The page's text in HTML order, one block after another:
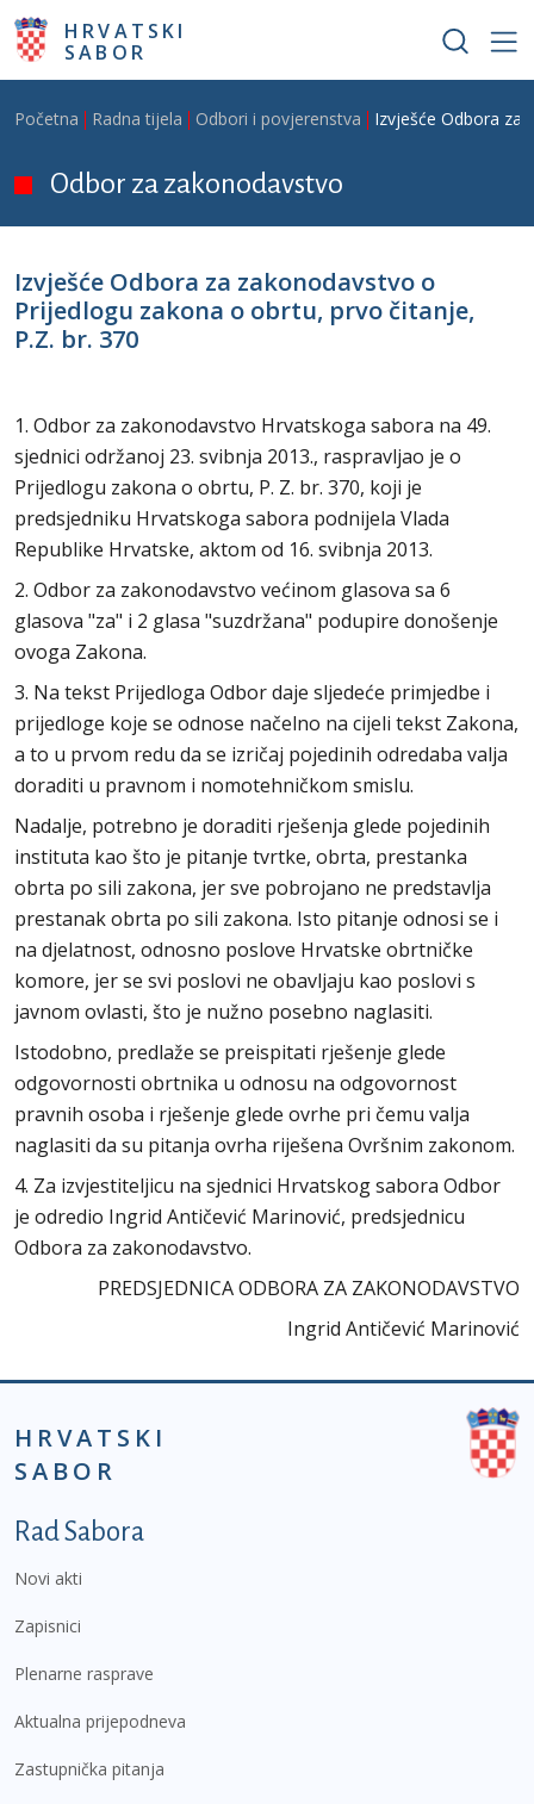
Skoči na glavni sadržaj
HRVATSKI
SABOR
Breadcrumb
Početna Radna tijela Odbori i povjerenstva Izvješće Odbora za
Odbor za zakonodavstvo
Izvješće Odbora za zakonodavstvo o
Prijedlogu zakona o obrtu, prvo čitanje,
P.Z. br. 370
1. Odbor za zakonodavstvo Hrvatskoga sabora na 49.
sjednici održanoj 23. svibnja 2013., raspravljao je o
Prijedlogu zakona o obrtu, P. Z. br. 370, koji je
predsjedniku Hrvatskoga sabora podnijela Vlada
Republike Hrvatske, aktom od 16. svibnja 2013.
2. Odbor za zakonodavstvo većinom glasova sa 6
glasova "za" i 2 glasa "suzdržana" podupire donošenje
ovoga Zakona.
3. Na tekst Prijedloga Odbor daje sljedeće primjedbe i
prijedloge koje se odnose načelno na cijeli tekst Zakona,
a to u prvom redu da se izričaj pojedinih odredaba valja
doraditi u pravnom i nomotehničkom smislu.
Nadalje, potrebno je doraditi rješenja glede pojedinih
instituta kao što je pitanje tvrtke, obrta, prestanka
obrta po sili zakona, jer sve pobrojano ne predstavlja
prestanak obrta po sili zakona. Isto pitanje odnosi se i
na djelatnost, odnosno poslove Hrvatske obrtničke
komore, jer se svi poslovi ne obavljaju kao poslovi s
javnom ovlasti, što je nužno posebno naglasiti.
Istodobno, predlaže se preispitati rješenje glede
odgovornosti obrtnika u odnosu na odgovornost
pravnih osoba i rješenje glede ovrhe pri čemu valja
naglasiti da su pitanja ovrha riješena Ovršnim zakonom.
4. Za izvjestiteljicu na sjednici Hrvatskog sabora Odbor
je odredio Ingrid Antičević Marinović, predsjednicu
Odbora za zakonodavstvo.
PREDSJEDNICA ODBORA ZA ZAKONODAVSTVO
Ingrid Antičević Marinović
HRVATSKI
SABOR
Podnožje prvi izbornik
Rad Sabora
Novi akti
Zapisnici
Plenarne rasprave
Aktualna prijepodneva
Zastupnička pitanja